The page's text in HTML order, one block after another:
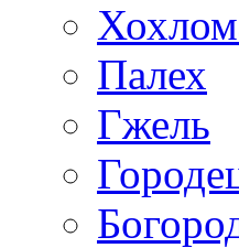
Палех
Гжель